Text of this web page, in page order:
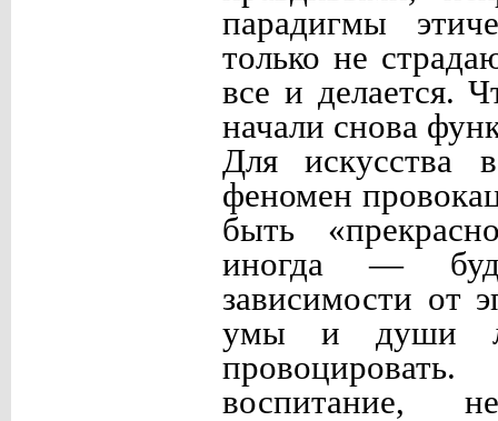
парадигмы
только не
все и делается.
начали снова
Для искусства
феномен
быть
иногда —
зависимости от
умы и души
воспитание,